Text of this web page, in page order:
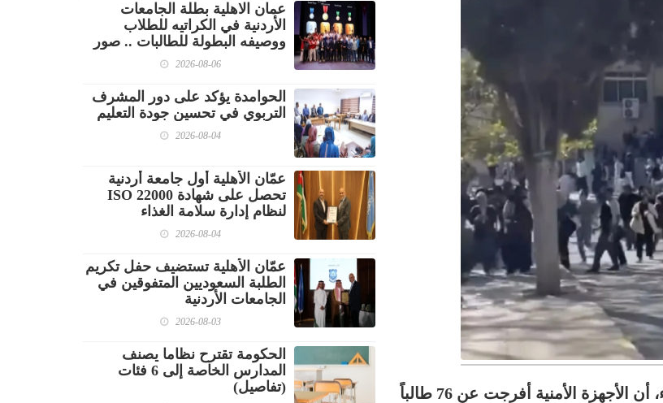
كشف النائب معتز أبو رمان، اليوم الأربعاء، أن الأجهزة الأمنية أفرجت عن 76 طالباً
عمان الاهلية بطلة الجامعات
الأردنية في الكراتيه للطلاب
ووصيفه البطولة للطالبات .. صور
2026-08-06
الحوامدة يؤكد على دور المشرف
التربوي في تحسين جودة التعليم
2026-08-04
عمّان الأهلية أول جامعة أردنية
تحصل على شهادة ISO 22000
لنظام إدارة سلامة الغذاء
2026-08-04
عمّان الأهلية تستضيف حفل تكريم
الطلبة السعوديين المتفوقين في
الجامعات الأردنية
2026-08-03
الحكومة تقترح نظاما يصنف
المدارس الخاصة إلى 6 فئات
(تفاصيل)